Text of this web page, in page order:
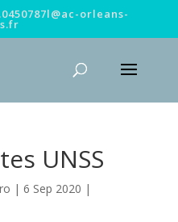
orleans-
UNSS
| 6 Sep 2020 |